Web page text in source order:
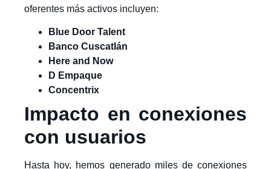
oferentes más activos incluyen:
Blue Door Talent
Banco Cuscatlán
Here and Now
D Empaque
Concentrix
Impacto en conexiones
con usuarios
Hasta hoy, hemos generado miles de conexiones